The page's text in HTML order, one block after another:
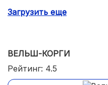
Загрузить еще
ВЕЛЬШ-КОРГИ
Рейтинг: 4.5